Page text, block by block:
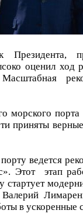
оценил ход
морского
приняты
ведется
Этот этап
в ускоренные